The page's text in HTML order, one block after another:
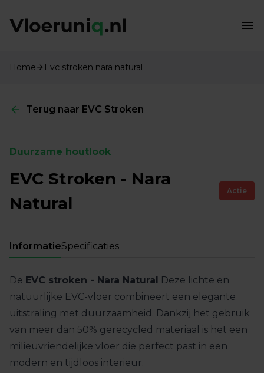
Home Evc stroken nara natural
Terug naar EVC Stroken
Duurzame houtlook
EVC Stroken - Nara
Natural
Actie
InformatieSpecificaties
De EVC stroken - Nara Natural Deze lichte en
natuurlijke EVC-vloer combineert een elegante
uitstraling met duurzaamheid. Dankzij het gebruik
van meer dan 50% gerecycled materiaal is het een
milieuvriendelijke vloer die perfect past in een
modern en tijdloos interieur.